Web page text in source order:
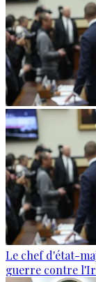
Le chef d'état-
guerre contre